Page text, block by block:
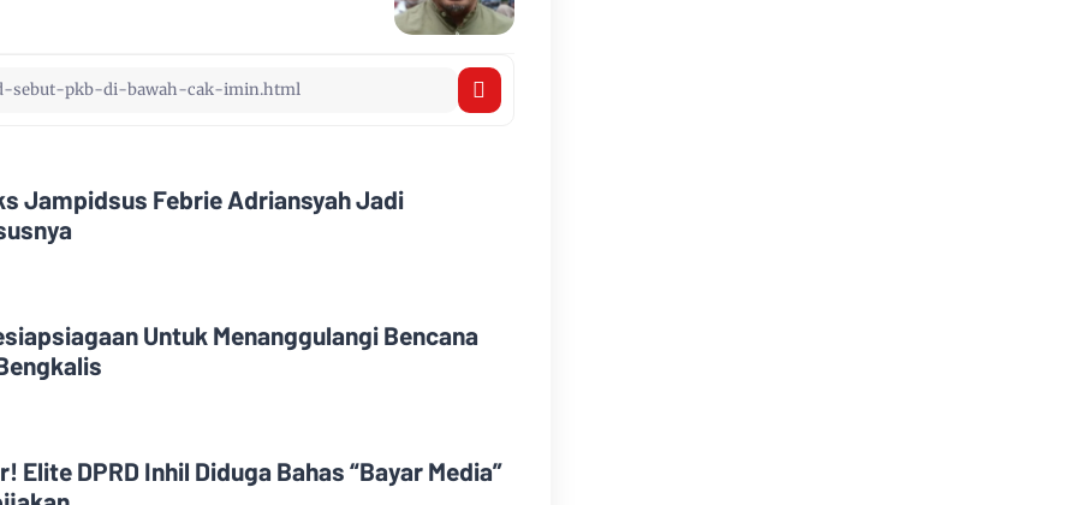
Jampidsus Febrie Adriansyah Jadi
Untuk Menanggulangi Bencana
Elite DPRD Inhil Diduga Bahas “Bayar Media”